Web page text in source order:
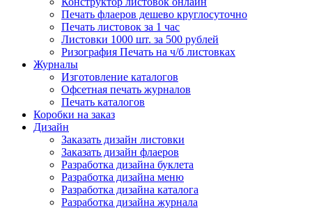
Печать флаеров дешево круглосуточно
Печать листовок за 1 час
Листовки 1000 шт. за 500 рублей
Ризография Печать на ч/б листовках
Журналы
Изготовление каталогов
Офсетная печать журналов
Печать каталогов
Коробки на заказ
Дизайн
Заказать дизайн листовки
Заказать дизайн флаеров
Разработка дизайна буклета
Разработка дизайна меню
Разработка дизайна каталога
Разработка дизайна журнала